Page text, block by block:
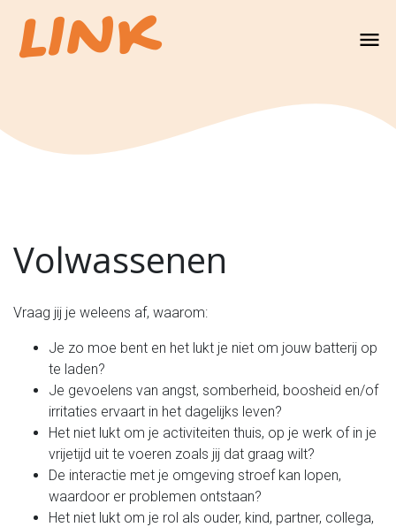
LINK
Volwassenen
Vraag jij je weleens af, waarom:
Je zo moe bent en het lukt je niet om jouw batterij op
te laden?
Je gevoelens van angst, somberheid, boosheid en/of
irritaties ervaart in het dagelijks leven?
Het niet lukt om je activiteiten thuis, op je werk of in je
vrijetijd uit te voeren zoals jij dat graag wilt?
De interactie met je omgeving stroef kan lopen,
waardoor er problemen ontstaan?
Het niet lukt om je rol als ouder, kind, partner, collega,